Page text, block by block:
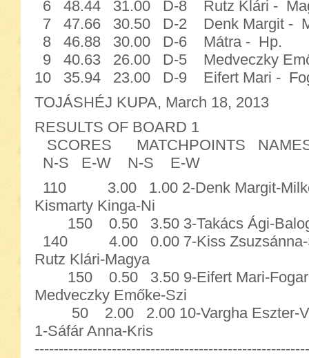
6 48.44 31.00 D-8 Rutz Klári -
7 47.66 30.50 D-2 Denk Margit -
8 46.88 30.00 D-6 Mátra - Hp.
9 40.63 26.00 D-5 Medveczky
10 35.94 23.00 D-9 Eifert Mari -
TOJÁSHÉJ KUPA, March 18, 2013
RESULTS OF BOARD 1
SCORES MATCHPOINTS
N-S E-W N-S E-W
110 3.00 1.00 2-Denk Margit-
Kismarty Kinga-Ni
150 0.50 3.50 3-Takács Ági-
140 4.00 0.00 7-Kiss Zsuzsánna-
Rutz Klári-Magya
150 0.50 3.50 9-Eifert Mari-
Medveczky Emőke-Szi
50 2.00 2.00 10-Vargha Eszter-
1-Sáfár Anna-Kris